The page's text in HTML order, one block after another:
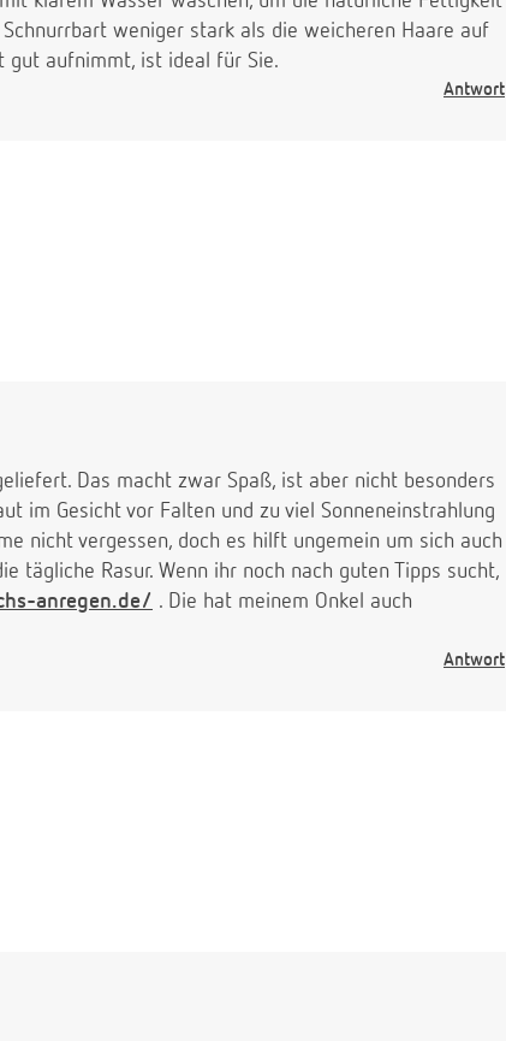
weniger stark als die weicheren Haare auf
gut aufnimmt, ist ideal für Sie.
Antwort
Das macht zwar Spaß, ist aber nicht besonders
im Gesicht vor Falten und zu viel Sonneneinstrahlung
nicht vergessen, doch es hilft ungemein um sich auch
tägliche Rasur. Wenn ihr noch nach guten Tipps sucht,
anregen.de/ . Die hat meinem Onkel auch
Antwort